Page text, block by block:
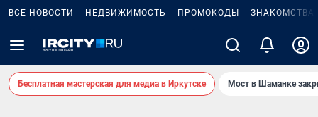
ВСЕ НОВОСТИ НЕДВИЖИМОСТЬ ПРОМОКОДЫ ЗНАКОМСТВА
Бесплатная мастерская для медиа в Иркутске Мост в Шаманке